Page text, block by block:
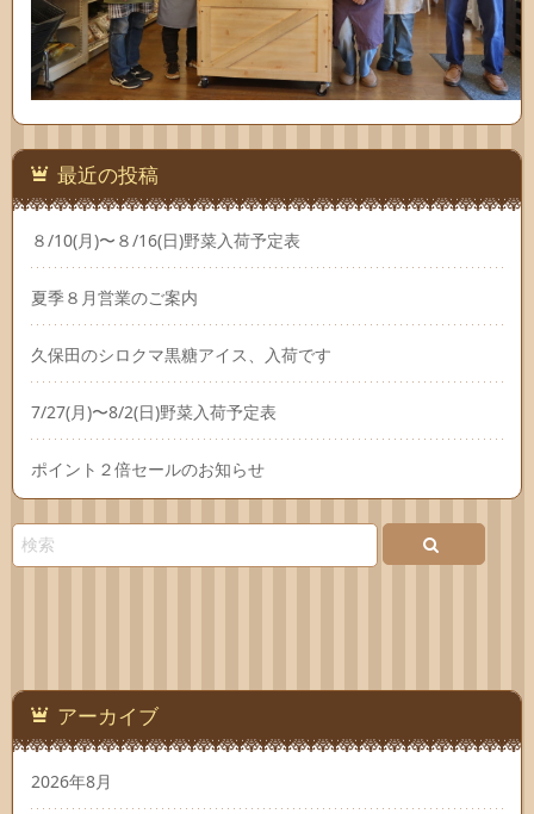
最近の投稿
８/10(月)〜８/16(日)野菜入荷予定表
夏季８月営業のご案内
久保田のシロクマ黒糖アイス、入荷です
7/27(月)〜8/2(日)野菜入荷予定表
ポイント２倍セールのお知らせ
アーカイブ
2026年8月